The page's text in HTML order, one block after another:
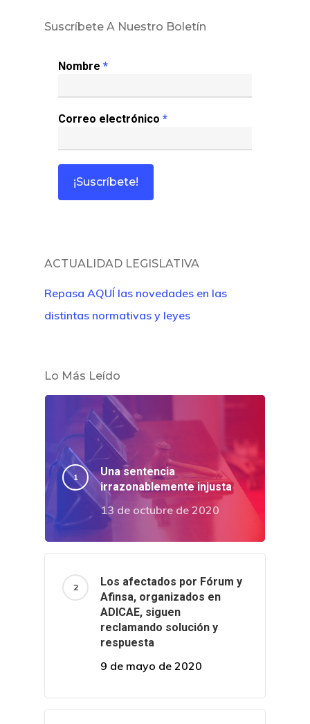
Suscríbete A Nuestro Boletín
Nombre *
Correo electrónico *
ACTUALIDAD LEGISLATIVA
Repasa AQUÍ las novedades en las
distintas normativas y leyes
Lo Más Leído
Una sentencia
irrazonablemente injusta
13 de octubre de 2020
Los afectados por Fórum y
Afinsa, organizados en
ADICAE, siguen
reclamando solución y
respuesta
9 de mayo de 2020